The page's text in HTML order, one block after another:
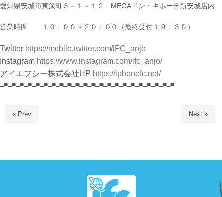
愛知県安城市東栄町３－１－１２ MEGAドン・キホーテ新安城店内
営業時間 １０：００～２０：００（最終受付１９：３０）
Twitter https://mobile.twitter.com/iFC_anjo
Instagram https://www.instagram.com/ifc_anjo/
アイエフシー株式会社HP https://iphonefc.net/
□■□■□■□■□■□■□■□■□■□■□■□■□■□■□■□■□■□■□■□■□■□■
« Prev Next »